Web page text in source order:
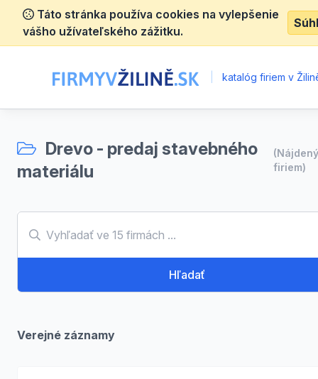
Táto stránka používa cookies na vylepšenie
vášho užívateľského zážitku.
katalóg firiem v
Drevo - predaj stavebného
materiálu
firiem)
Hľadať
Verejné záznamy